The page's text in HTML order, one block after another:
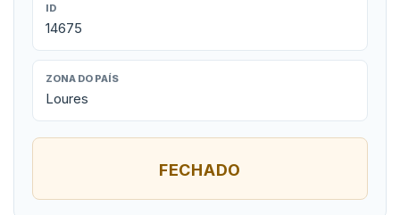
ID
14675
ZONA DO PAÍS
Loures
FECHADO